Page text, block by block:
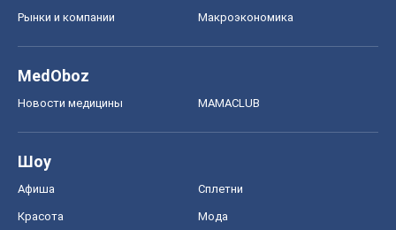
Рынки и компании Mакроэкономика
MedOboz
Новости медицины MAMACLUB
Шоу
Афиша Сплетни
Красота Мода